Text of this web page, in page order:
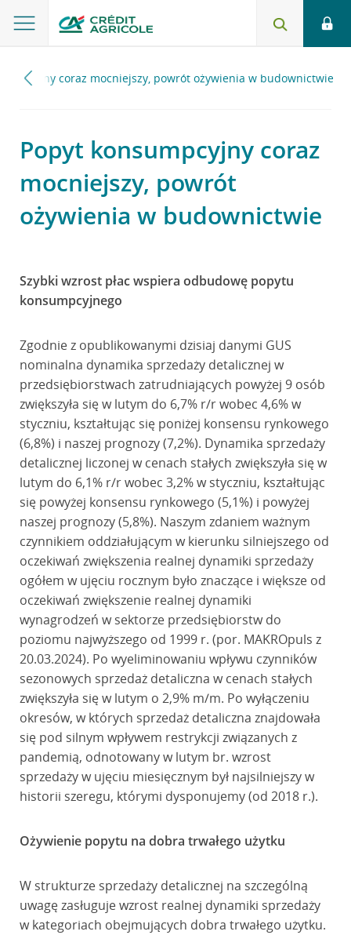
coraz mocniejszy, powrót ożywienia w budownictwie
Popyt konsumpcyjny coraz
mocniejszy, powrót
ożywienia w budownictwie
Szybki wzrost płac wspiera odbudowę popytu
konsumpcyjnego
Zgodnie z opublikowanymi dzisiaj danymi GUS
nominalna dynamika sprzedaży detalicznej w
przedsiębiorstwach zatrudniających powyżej 9 osób
zwiększyła się w lutym do 6,7% r/r wobec 4,6% w
styczniu, kształtując się poniżej konsensu rynkowego
(6,8%) i naszej prognozy (7,2%). Dynamika sprzedaży
detalicznej liczonej w cenach stałych zwiększyła się w
lutym do 6,1% r/r wobec 3,2% w styczniu, kształtując
się powyżej konsensu rynkowego (5,1%) i powyżej
naszej prognozy (5,8%). Naszym zdaniem ważnym
czynnikiem oddziałującym w kierunku silniejszego od
oczekiwań zwiększenia realnej dynamiki sprzedaży
ogółem w ujęciu rocznym było znaczące i większe od
oczekiwań zwiększenie realnej dynamiki
wynagrodzeń w sektorze przedsiębiorstw do
poziomu najwyższego od 1999 r. (por. MAKROpuls z
20.03.2024). Po wyeliminowaniu wpływu czynników
sezonowych sprzedaż detaliczna w cenach stałych
zwiększyła się w lutym o 2,9% m/m. Po wyłączeniu
okresów, w których sprzedaż detaliczna znajdowała
się pod silnym wpływem restrykcji związanych z
pandemią, odnotowany w lutym br. wzrost
sprzedaży w ujęciu miesięcznym był najsilniejszy w
historii szeregu, którymi dysponujemy (od 2018 r.).
Ożywienie popytu na dobra trwałego użytku
W strukturze sprzedaży detalicznej na szczególną
uwagę zasługuje wzrost realnej dynamiki sprzedaży
w kategoriach obejmujących dobra trwałego użytku.